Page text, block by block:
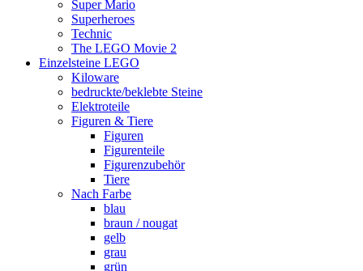
Super Mario
Superheroes
Technic
The LEGO Movie 2
Einzelsteine LEGO
Kiloware
bedruckte/beklebte Steine
Elektroteile
Figuren & Tiere
Figuren
Figurenteile
Figurenzubehör
Tiere
Nach Farbe
blau
braun / nougat
gelb
grau
grün